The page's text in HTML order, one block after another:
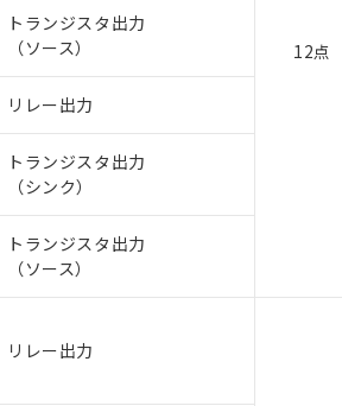
12点
トランジスタ出力
（ソース）
リレー出力
トランジスタ出力
（シンク）
トランジスタ出力
（ソース）
リレー出力